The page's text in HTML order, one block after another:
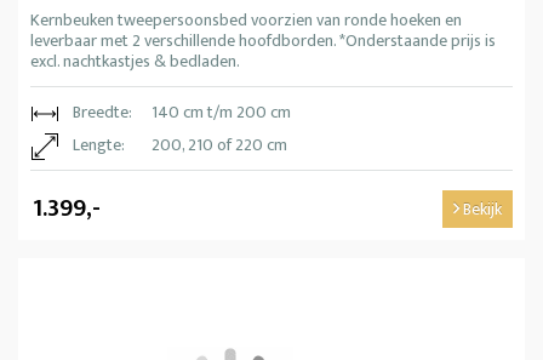
Kernbeuken tweepersoonsbed voorzien van ronde hoeken en
leverbaar met 2 verschillende hoofdborden. *Onderstaande prijs is
excl. nachtkastjes & bedladen.
Breedte:
140 cm t/m 200 cm
Lengte:
200, 210 of 220 cm
1.399,- Bekijk